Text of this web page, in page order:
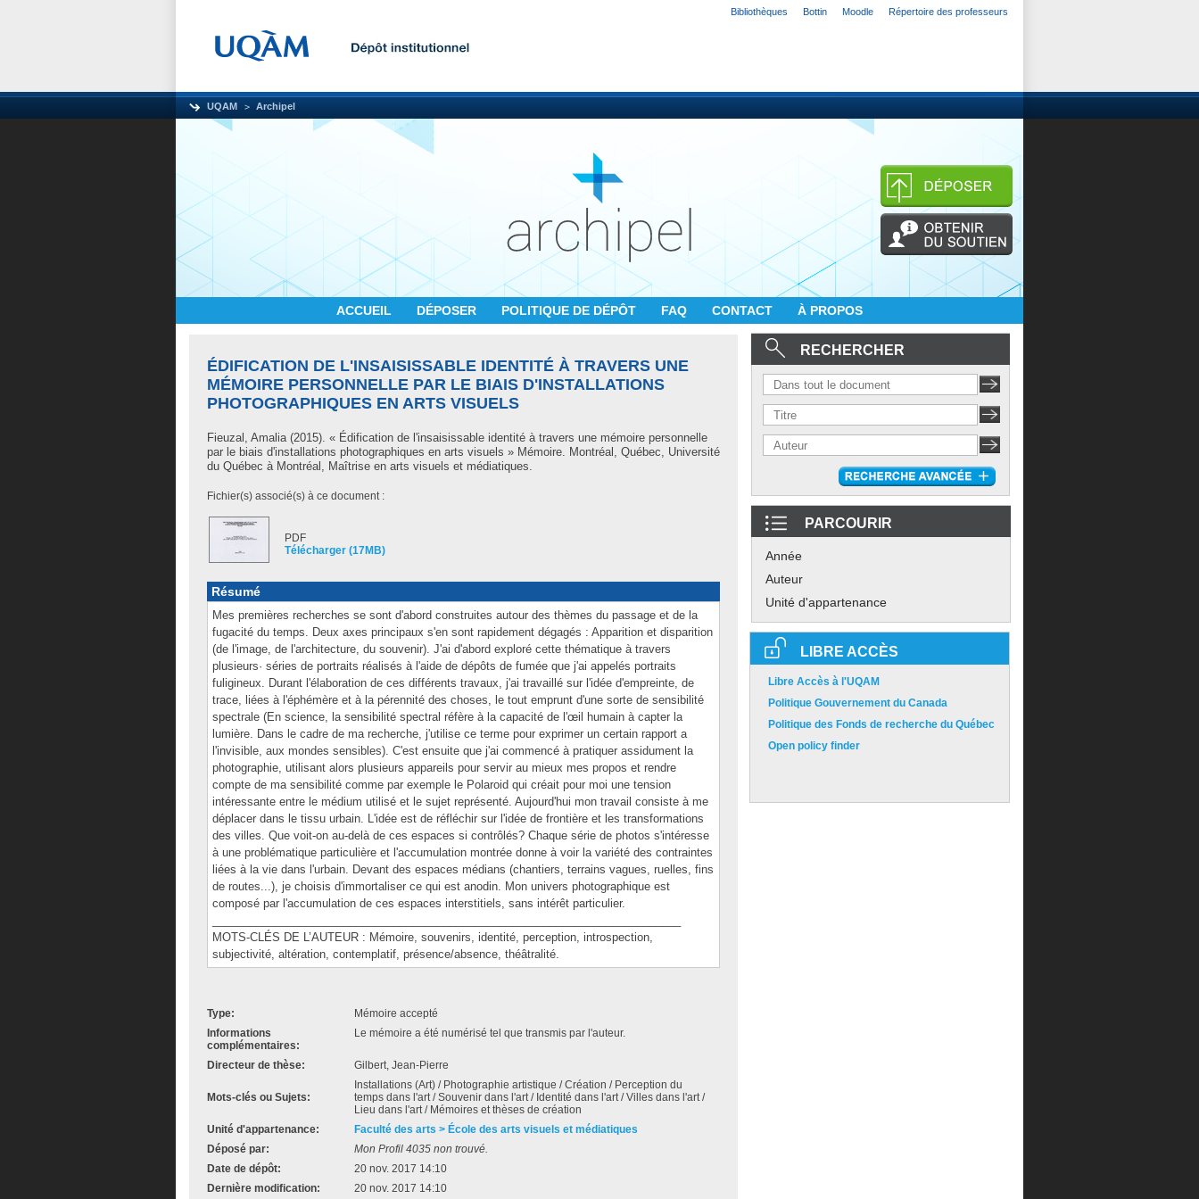
Bibliothèques Bottin Moodle Répertoire des professeurs
UQAM Archipel
ACCUEIL DÉPOSER POLITIQUE DE DÉPÔT FAQ CONTACT À PROPOS
ÉDIFICATION DE L'INSAISISSABLE IDENTITÉ À TRAVERS UNE
MÉMOIRE PERSONNELLE PAR LE BIAIS D'INSTALLATIONS
PHOTOGRAPHIQUES EN ARTS VISUELS
Fieuzal, Amalia(2015). « Édification de l'insaisissable identité à travers une mémoire personnelle
par le biais d'installations photographiques en arts visuels » Mémoire. Montréal, Québec, Université
du Québec à Montréal, Maîtrise en arts visuels et médiatiques.
Fichier(s) associé(s) à ce document :
PDF
Télécharger (17MB)
Résumé
Mes premières recherches se sont d'abord construites autour des thèmes du passage et de la
fugacité du temps. Deux axes principaux s'en sont rapidement dégagés : Apparition et disparition
(de l'image, de l'architecture, du souvenir). J'ai d'abord exploré cette thématique à travers
plusieurs· séries de portraits réalisés à l'aide de dépôts de fumée que j'ai appelés portraits
fuligineux. Durant l'élaboration de ces différents travaux, j'ai travaillé sur l'idée d'empreinte, de
trace, liées à l'éphémère et à la pérennité des choses, le tout emprunt d'une sorte de sensibilité
spectrale (En science, la sensibilité spectral réfère à la capacité de l'œil humain à capter la
lumière. Dans le cadre de ma recherche, j'utilise ce terme pour exprimer un certain rapport a
l'invisible, aux mondes sensibles). C'est ensuite que j'ai commencé à pratiquer assidument la
photographie, utilisant alors plusieurs appareils pour servir au mieux mes propos et rendre
compte de ma sensibilité comme par exemple le Polaroid qui créait pour moi une tension
intéressante entre le médium utilisé et le sujet représenté. Aujourd'hui mon travail consiste à me
déplacer dans le tissu urbain. L'idée est de réfléchir sur l'idée de frontière et les transformations
des villes. Que voit-on au-delà de ces espaces si contrôlés? Chaque série de photos s'intéresse
à une problématique particulière et l'accumulation montrée donne à voir la variété des contraintes
liées à la vie dans l'urbain. Devant des espaces médians (chantiers, terrains vagues, ruelles, fins
de routes...), je choisis d'immortaliser ce qui est anodin. Mon univers photographique est
composé par l'accumulation de ces espaces interstitiels, sans intérêt particulier.
MOTS-CLÉS DE L’AUTEUR : Mémoire, souvenirs, identité, perception, introspection,
subjectivité, altération, contemplatif, présence/absence, théâtralité.
Type:
Mémoire accepté
Informations
complémentaires:
Le mémoire a été numérisé tel que transmis par l'auteur.
Directeur de thèse: Gilbert, Jean-Pierre
Mots-clés ou Sujets:
Installations (Art) / Photographie artistique / Création / Perception du
temps dans l'art / Souvenir dans l'art / Identité dans l'art / Villes dans l'art /
Lieu dans l'art / Mémoires et thèses de création
Unité d'appartenance:
Faculté des arts > École des arts visuels et médiatiques
Déposé par:
Mon Profil 4035 non trouvé.
Date de dépôt:
20 nov. 2017 14:10
Dernière modification:
20 nov. 2017 14:10
RECHERCHER
PARCOURIR
Année
Auteur
Unité d'appartenance
LIBRE ACCÈS
Libre Accès à l'UQAM
Politique Gouvernement du Canada
Politique des Fonds de recherche du Québec
Open policy finder